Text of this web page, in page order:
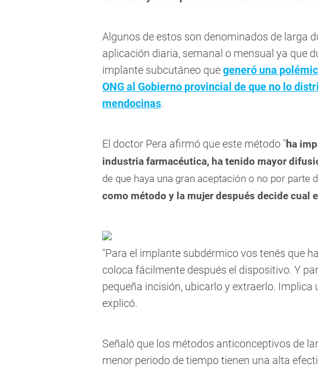
Algunos de estos son denominados de larga
aplicación diaria, semanal o mensual ya que
implante subcutáneo quegeneró una
ONG al Gobierno provincial de que no lo
mendocinas.
El doctor Pera afirmó que este método "ha
industria farmacéutica, ha tenido mayor
de que haya una gran aceptación o no por parte
como método y la mujer después decide cual
"Para el implante subdérmico vos tenés que
coloca fácilmente después el dispositivo. Y
pequeña incisión, ubicarlo y extraerlo.
explicó.
Señaló que los métodos anticonceptivos de
menor periodo de tiempo tienen una alta